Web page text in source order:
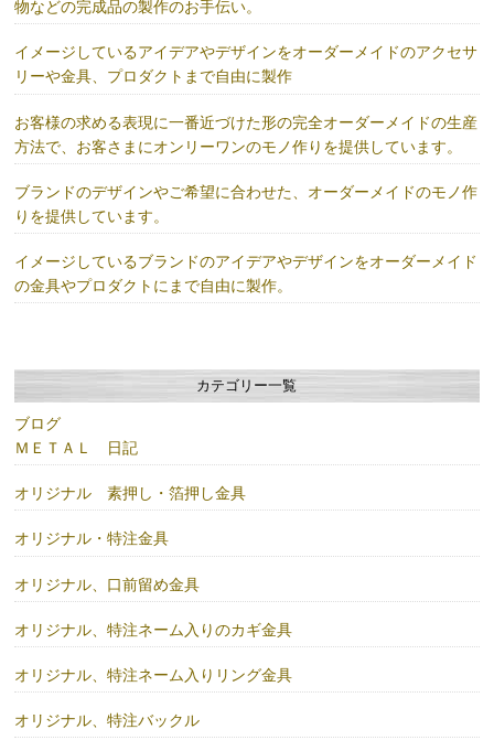
物などの完成品の製作のお手伝い。
イメージしているアイデアやデザインをオーダーメイドのアクセサ
リーや金具、プロダクトまで自由に製作
お客様の求める表現に一番近づけた形の完全オーダーメイドの生産
方法で、お客さまにオンリーワンのモノ作りを提供しています。
ブランドのデザインやご希望に合わせた、オーダーメイドのモノ作
りを提供しています。
イメージしているブランドのアイデアやデザインをオーダーメイド
の金具やプロダクトにまで自由に製作。
カテゴリー一覧
ブログ
ＭＥＴＡＬ 日記
オリジナル 素押し・箔押し金具
オリジナル・特注金具
オリジナル、口前留め金具
オリジナル、特注ネーム入りのカギ金具
オリジナル、特注ネーム入りリング金具
オリジナル、特注バックル